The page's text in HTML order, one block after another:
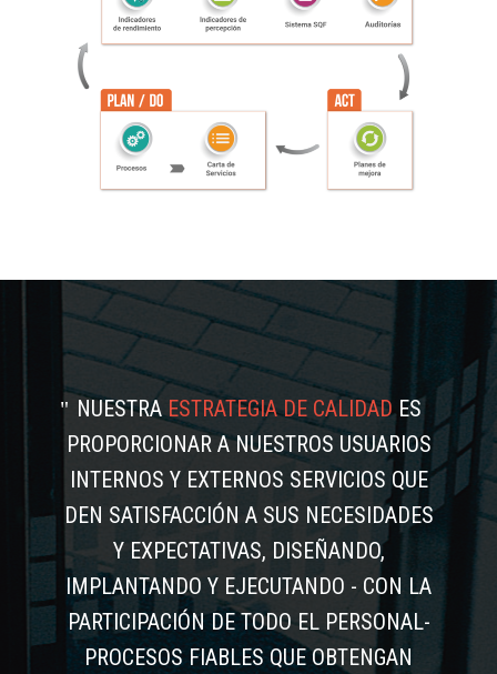
NUESTRAESTRATEGIA DE CALIDADES
PROPORCIONAR A NUESTROS USUARIOS
INTERNOS Y EXTERNOS SERVICIOS QUE
DEN SATISFACCIÓN A SUS NECESIDADES
Y EXPECTATIVAS, DISEÑANDO,
IMPLANTANDO Y EJECUTANDO - CON LA
PARTICIPACIÓN DE TODO EL PERSONAL-
PROCESOS FIABLES QUE OBTENGAN